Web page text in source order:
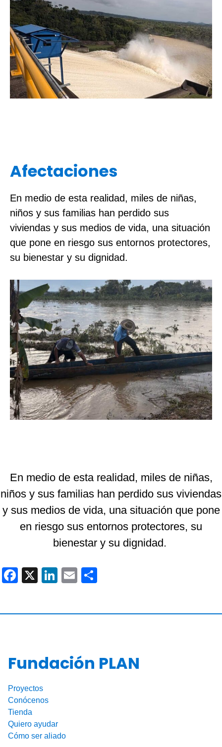
Afectaciones
En medio de esta realidad, miles de niñas,
niños y sus familias han perdido sus
viviendas y sus medios de vida, una situación
que pone en riesgo sus entornos protectores,
su bienestar y su dignidad.
En medio de esta realidad, miles de niñas,
niños y sus familias han perdido sus viviendas
y sus medios de vida, una situación que pone
en riesgo sus entornos protectores, su
bienestar y su dignidad.
F
o
k
X
Li
E
tir
Fundación PLAN
Proyectos
Conócenos
Tienda
Quiero ayudar
Cómo ser aliado